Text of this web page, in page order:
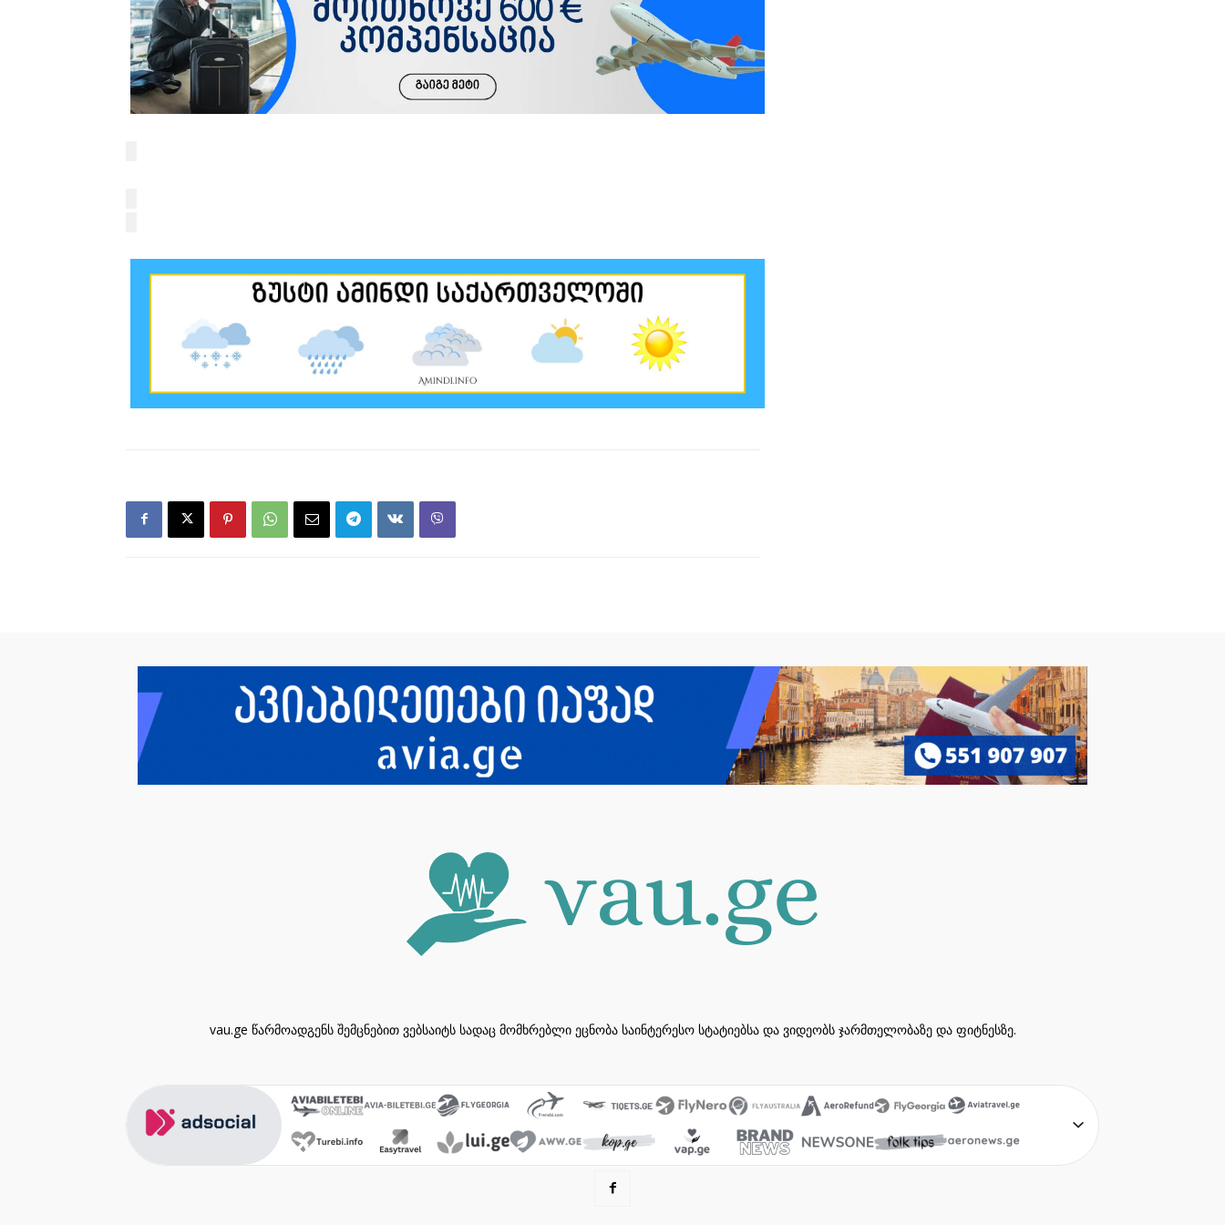
vau.ge წარმოადგენს შემცნებით ვებსაიტს სადაც მომხრებლი ეცნობა საინტერესო სტატიებსა და ვიდეობს ჯარმთელობაზე და ფიტნესზე.